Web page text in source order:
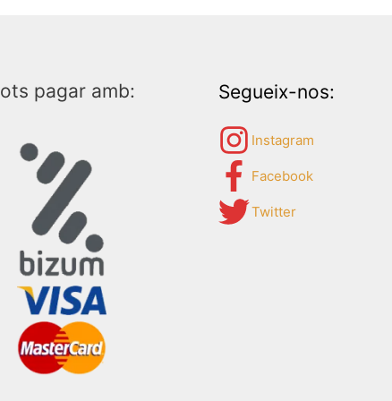
pagar amb: Segueix-nos:
Instagram
Facebook
Twitter